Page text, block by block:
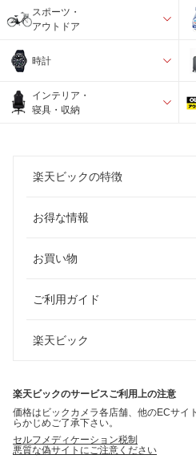
スポーツ・
アウトドア
時計
インテリア・
寝具・収納
楽天ビックの特徴
お得な情報
お買い物
ご利用ガイド
楽天ビック
楽天ビックのサービスご利用上の注意
価格はビックカメラ各店舗、他のECサイ
らかじめご了承下さい。
セルフメディケーション税制
悪質な偽サイトにご注意ください